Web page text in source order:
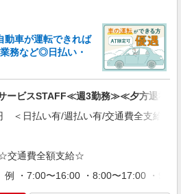
ンセル界隈♪ゆったりとした生活介助
！大田原市
(ガソリン代含む)＞
車が運転できれば
務など◎日払い・
ービスSTAFF≪週3勤務≫≪夕方退社≫
＜日払い有/週払い有/交通費全支給(ガ
交通費全額支給☆
例 ・7:00〜16:00 ・8:00〜17:00 ・